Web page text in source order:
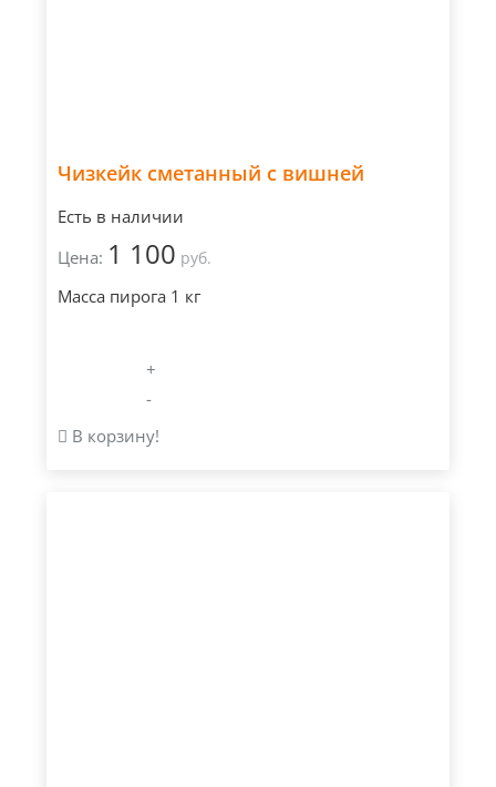
Чизкейк сметанный с вишней
Есть в наличии
Цена: 1 100 руб.
Масса пирога 1 кг
+
-
В корзину!